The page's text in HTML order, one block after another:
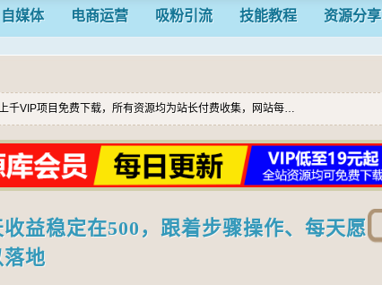
自媒体 电商运营 吸粉引流 技能教程 资源分享
千VIP项目免费下载，所有资源均为站长付费收集，网站每…
益稳定在500，跟着步骤操作、每天愿
落地